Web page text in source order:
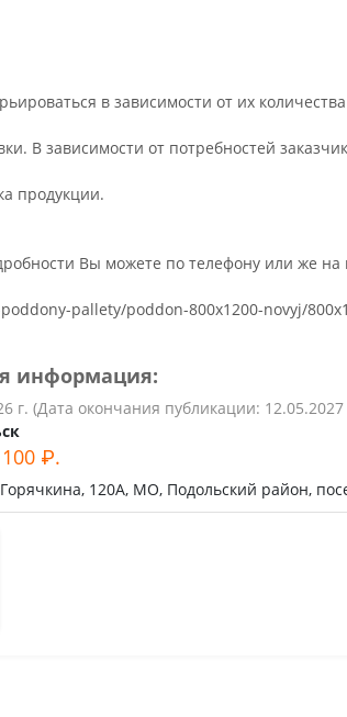
в зависимости от их
В зависимости от потребностей
продукции.
Вы можете по телефону или же
pallety/poddon-800x1200-novyj/
информация:
г. (Дата окончания публикации: 12.05.2027
100 ₽.
120А, МО, Подольский район,